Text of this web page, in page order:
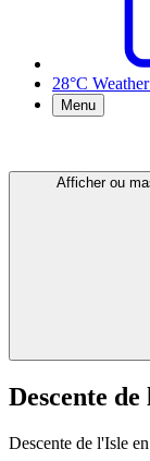
28°C
Menu
Afficher ou
Descente de
Descente de l'Isle